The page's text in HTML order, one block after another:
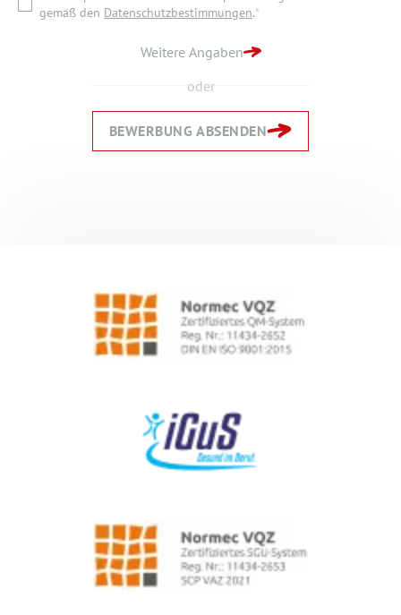
gemäß den Datenschutzbestimmungen.*
Weitere Angaben
oder
BEWERBUNG ABSENDEN